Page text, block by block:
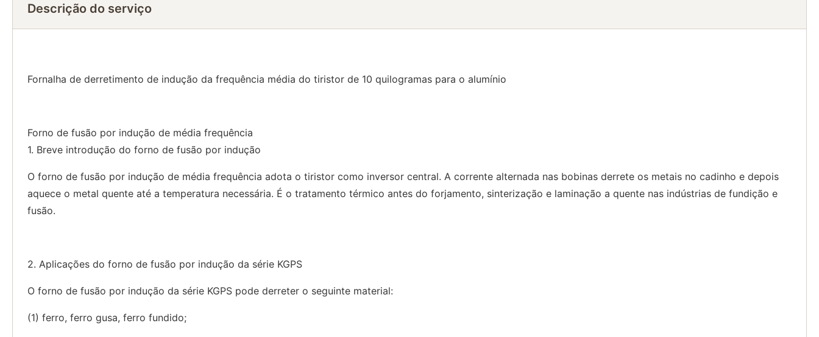
Descrição do serviço
Fornalha de derretimento de indução da frequência média do tiristor de 10 quilogramas para o alumínio
Forno de fusão por indução de média frequência
1. Breve introdução do forno de fusão por indução
O forno de fusão por indução de média frequência adota o tiristor como inversor central. A corrente alternada nas bobinas derrete os metais no cadinho e depois
aquece o metal quente até a temperatura necessária. É o tratamento térmico antes do forjamento, sinterização e laminação a quente nas indústrias de fundição e
fusão.
2. Aplicações do forno de fusão por indução da série KGPS
O forno de fusão por indução da série KGPS pode derreter o seguinte material:
(1) ferro, ferro gusa, ferro fundido;